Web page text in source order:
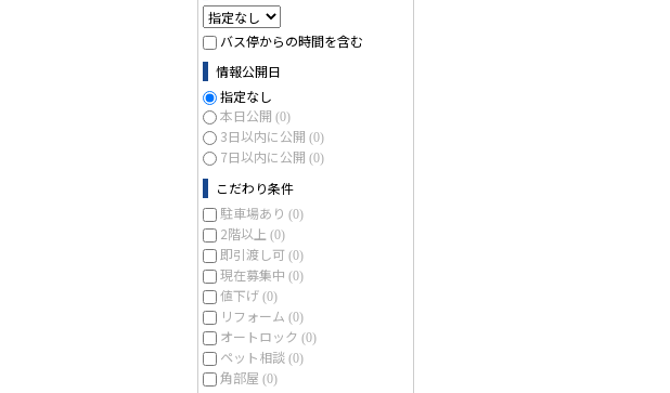
バス停からの時間を含む
情報公開日
指定なし
本日公開 (0)
3日以内に公開 (0)
7日以内に公開 (0)
こだわり条件
駐車場あり (0)
2階以上 (0)
即引渡し可 (0)
現在募集中 (0)
値下げ (0)
リフォーム (0)
オートロック (0)
ペット相談 (0)
角部屋 (0)